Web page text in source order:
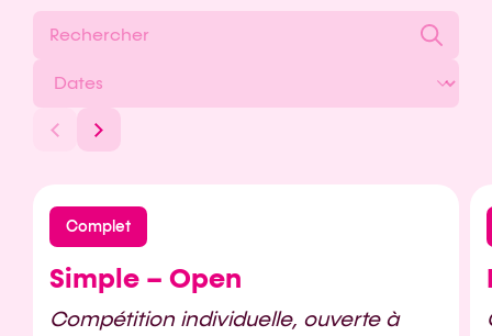
Complet
Simple – Open
Compétition individuelle, ouverte à